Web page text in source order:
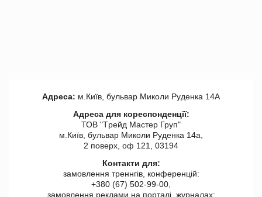
Адреса: м.Київ, бульвар Миколи Руденка 14А
Адреса для кореспонденції:
ТОВ "Tрейд Мастер Груп"
м.Київ, бульвар Миколи Руденка 14а,
2 поверх, оф 121, 03194
Контакти для:
замовлення треннгів, конференцій:
+380 (67) 502-99-00,
замовлення реклами на порталі, журналах: